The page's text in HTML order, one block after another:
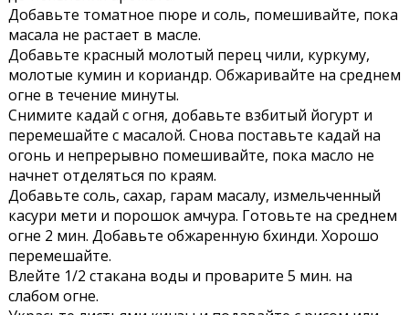
Добавьте томатное пюре и соль, помешивайте, пока
масала не растает в масле.
Добавьте красный молотый перец чили, куркуму,
молотые кумин и кориандр. Обжаривайте на среднем
огне в течение минуты.
Снимите кадай с огня, добавьте взбитый йогурт и
перемешайте с масалой. Снова поставьте кадай на
огонь и непрерывно помешивайте, пока масло не
начнет отделяться по краям.
Добавьте соль, сахар, гарам масалу, измельченный
касури мети и порошок амчура. Готовьте на среднем
огне 2 мин. Добавьте обжаренную бхинди. Хорошо
перемешайте.
Влейте 1/2 стакана воды и проварите 5 мин. на
слабом огне.